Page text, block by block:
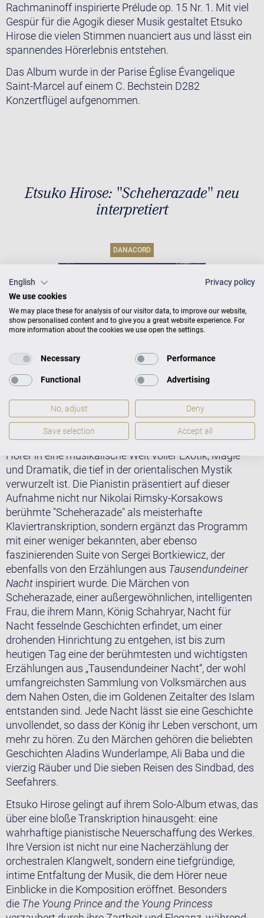
Rachmaninoff inspirierte Prélude op. 15 Nr. 1. Mit viel
Gespür für die Agogik dieser Musik gestaltet Etsuko
Hirose die vielen Stimmen nuanciert aus und lässt ein
spannendes Hörerlebnis entstehen.
Das Album wurde in der Parise Église Évangelique
Saint-Marcel auf einem C. Bechstein D282
Konzertflügel aufgenommen.
Etsuko Hirose: "Scheherazade" neu
interpretiert
DANACORD
Die CD "Scheherazade" von Etsuko Hirose entführt den
Hörer in eine musikalische Welt voller Exotik, Magie
und Dramatik, die tief in der orientalischen Mystik
verwurzelt ist. Die Pianistin präsentiert auf dieser
Aufnahme nicht nur Nikolai Rimsky-Korsakows
berühmte "Scheherazade" als meisterhafte
Klaviertranskription, sondern ergänzt das Programm
mit einer weniger bekannten, aber ebenso
faszinierenden Suite von Sergei Bortkiewicz, der
ebenfalls von den Erzählungen aus Tausendundeiner
Nacht inspiriert wurde. Die Märchen von
Scheherazade, einer außergewöhnlichen, intelligenten
Frau, die ihrem Mann, König Schahryar, Nacht für
Nacht fesselnde Geschichten erfindet, um einer
drohenden Hinrichtung zu entgehen, ist bis zum
heutigen Tag eine der berühmtesten und wichtigsten
Erzählungen aus „Tausendundeiner Nacht“, der wohl
umfangreichsten Sammlung von Volksmärchen aus
dem Nahen Osten, die im Goldenen Zeitalter des Islam
entstanden sind. Jede Nacht lässt sie eine Geschichte
unvollendet, so dass der König ihr Leben verschont, um
mehr zu hören. Zu den Märchen gehören die beliebten
Geschichten Aladins Wunderlampe, Ali Baba und die
vierzig Räuber und Die sieben Reisen des Sindbad, des
Seefahrers.
Etsuko Hirose gelingt auf ihrem Solo-Album etwas, das
über eine bloße Transkription hinausgeht: eine
wahrhaftige pianistische Neuerschaffung des Werkes.
Ihre Version ist nicht nur eine Nacherzählung der
orchestralen Klangwelt, sondern eine tiefgründige,
intime Entfaltung der Musik, die dem Hörer neue
Einblicke in die Komposition eröffnet. Besonders
die The Young Prince and the Young Princess
English
Privacy policy
We use cookies
We may place these for analysis of our visitor data, to improve our website,
show personalised content and to give you a great website experience. For
more information about the cookies we use open the settings.
Necessary Performance
Functional Advertising
No, adjust Deny
Save selection Accept all